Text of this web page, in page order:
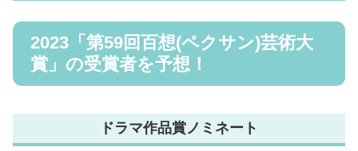
2023「第59回百想(ペクサン)芸術大
賞」の受賞者を予想！
ドラマ作品賞ノミネート